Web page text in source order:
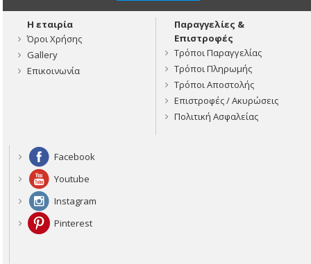
Η εταιρία
Όροι Χρήσης
Gallery
Επικοινωνία
Παραγγελίες &
Επιστροφές
Τρόποι Παραγγελίας
Τρόποι Πληρωμής
Τρόποι Αποστολής
Επιστροφές / Ακυρώσεις
Πολιτική Ασφαλείας
Facebook
Youtube
Instagram
Pinterest